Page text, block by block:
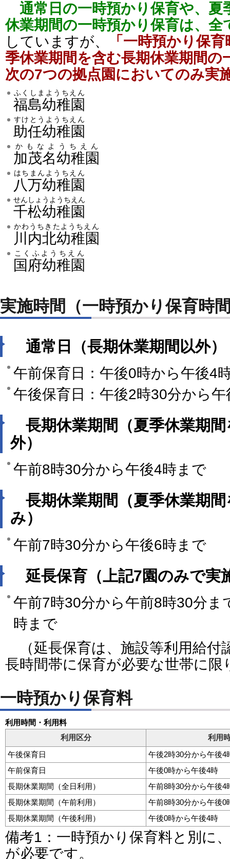
通常日の一時預かり保育や、夏
休業期間の一時預かり保育は、全
していますが、
「一時預かり保
季休業期間を含む長期休業期間の
次の7つの拠点園においてのみ実
福島幼稚園
ふくしまようちえん
助任幼稚園
すけとうようちえん
加茂名幼稚園
かもなようちえん
八万幼稚園
はちまんようちえん
千松幼稚園
せんしょうようちえん
川内北幼稚園
かわうちきたようちえん
国府幼稚園
こくふようちえん
実施時間（一時預かり保育時
通常日（長期休業期間以外）
午前保育日：午後0時から午後4
午後保育日：午後2時30分から
長期休業期間（夏季休業期
外）
午前8時30分から午後4時まで
長期休業期間（夏季休業期
み）
午前7時30分から午後6時まで
延長保育（上記7園のみで実
午前7時30分から午前8時30分ま
時まで
（延長保育は、施設等利用給付
長時間帯に保育が必要な世帯に限
一時預かり保育料
利用時間・利用料
利用区分
利用
午後保育日
午後2時30分から午後4
午前保育日
午後0時から午後4時
長期休業期間（全日利用）
午前8時30分から午後4
長期休業期間（午前利用）
午前8時30分から午後0
長期休業期間（午後利用）
午後0時から午後4時
備考1：一時預かり保育料と別に
が必要です。